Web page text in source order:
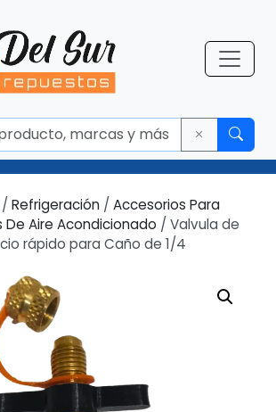
/ Refrigeración/ Accesorios Para
Aire Acondicionado / Valvula de
rápido para Caño de 1/4